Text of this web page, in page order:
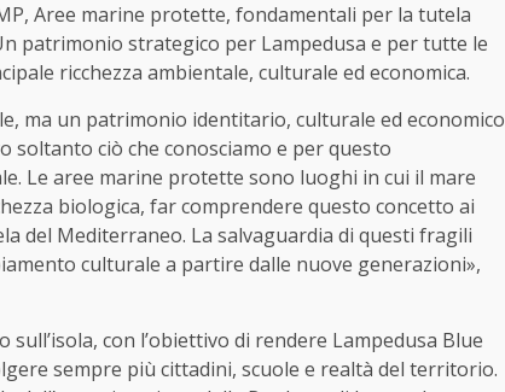
Aree marine protette, fondamentali per la tutela
patrimonio strategico per Lampedusa e per tutte le
ricchezza ambientale, culturale ed economica.
ma un patrimonio identitario, culturale ed economico
soltanto ciò che conosciamo e per questo
Le aree marine protette sono luoghi in cui il mare
biologica, far comprendere questo concetto ai
del Mediterraneo. La salvaguardia di questi fragili
culturale a partire dalle nuove generazioni»,
con l’obiettivo di rendere Lampedusa Blue
sempre più cittadini, scuole e realtà del territorio.